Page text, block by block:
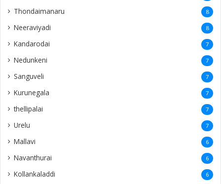
Thondaimanaru 8
Neeraviyadi 8
Kandarodai 7
Nedunkeni 7
Sanguveli 7
Kurunegala 7
thellipalai 7
Urelu 7
Mallavi 6
Navanthurai 6
Kollankaladdi 6